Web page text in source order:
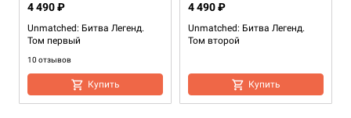
Unmatched: Битва Легенд.
Том первый
10 отзывов
4 490 ₽
Купить
Unmatched: Битва Легенд.
Том второй
4 490 ₽
Купить